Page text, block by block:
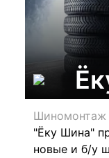
Шиномонтаж
"Ёку Шина"
новые и б/у